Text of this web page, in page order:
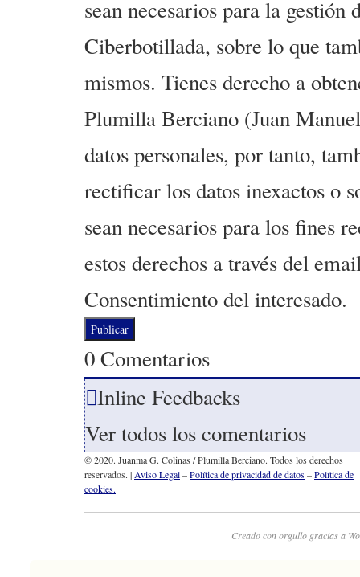
sean necesarios para la
Ciberbotillada, sobre lo que
mismos. Tienes derecho a
Plumilla Berciano (Juan
datos personales, por tanto,
rectificar los datos inexactos o
sean necesarios para los fines
estos derechos a través del
Consentimiento del interesado.
0Comentarios
Inline Feedbacks
Ver todos los comentarios
© 2020. Juanma G. Colinas / Plumilla Berciano. Todos los derechos
reservados. | Aviso Legal–Política de privacidad de datos–Política de
cookies.
Creado con orgullo gracias a